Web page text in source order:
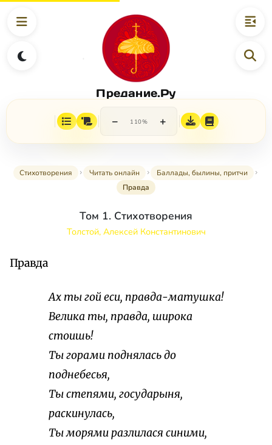
Предание.Ру
− 110% +
Стихотворения Читать онлайн
Баллады, былины, притчи
Правда
Том 1. Стихотворения
Толстой, Алексей Константинович
Правда
Ах ты гой еси, правда-матушка!
Велика ты, правда, широка
стоишь!
Ты горами поднялась до
поднебесья,
Ты степями, государыня,
раскинулась,
Ты морями разлилася синими,